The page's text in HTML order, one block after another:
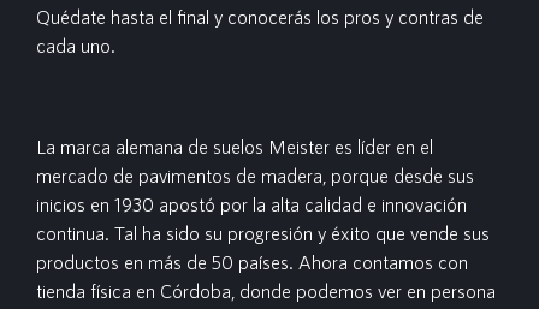
Quédate hasta el final y conocerás los pros y contras de
cada uno.
La marca alemana de suelos Meister es líder en el
mercado de pavimentos de madera, porque desde sus
inicios en 1930 apostó por la alta calidad e innovación
continua. Tal ha sido su progresión y éxito que vende sus
productos en más de 50 países. Ahora contamos con
tienda física en Córdoba, donde podemos ver en persona